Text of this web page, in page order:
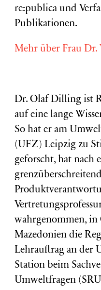
re:publica und
Publikationen.
Mehr über Frau Dr.
Dr. Olaf Dilling ist
auf eine lange
So hat er am
(UFZ) Leipzig zu
geforscht, hat nach
wahrgenommen, in
Mazedonien die
Lehrauftrag an der
Station beim
Umweltfragen (SRU